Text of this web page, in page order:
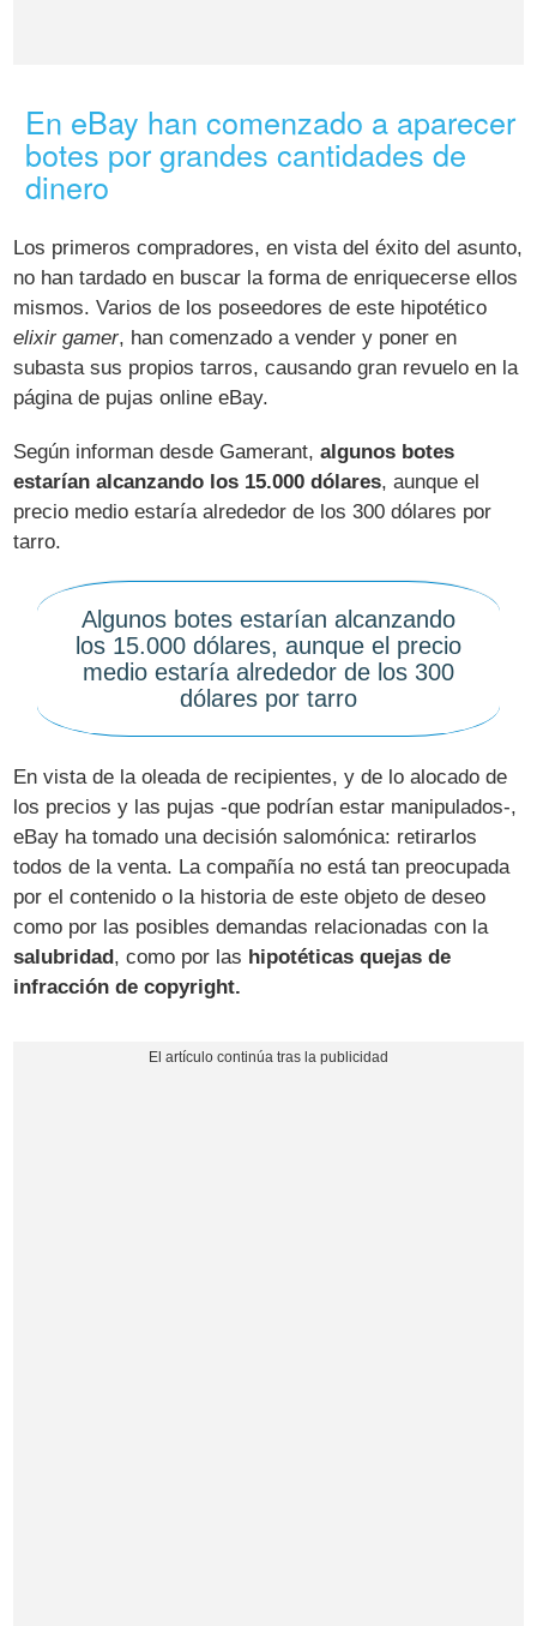
En eBay han comenzado a aparecer
botes por grandes cantidades de
dinero
Los primeros compradores, en vista del éxito del asunto,
no han tardado en buscar la forma de enriquecerse ellos
mismos. Varios de los poseedores de este hipotético
elixir gamer, han comenzado a vender y poner en
subasta sus propios tarros, causando gran revuelo en la
página de pujas online eBay.
Según informan desde Gamerant,algunos botes
estarían alcanzando los 15.000 dólares, aunque el
precio medio estaría alrededor de los 300 dólares por
tarro.
Algunos botes estarían alcanzando
los 15.000 dólares, aunque el precio
medio estaría alrededor de los 300
dólares por tarro
En vista de la oleada de recipientes, y de lo alocado de
los precios y las pujas -que podrían estar manipulados-,
eBay ha tomado una decisión salomónica: retirarlos
todos de la venta. La compañía no está tan preocupada
por el contenido o la historia de este objeto de deseo
como por las posibles demandas relacionadas con la
salubridad, como por las hipotéticas quejas de
infracción de copyright.